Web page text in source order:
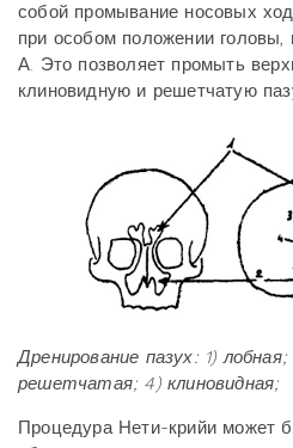
собой промывание носовых
при особом положении головы,
А. Это позволяет промыть
клиновидную и решетчатую
Дренирование пазух: 1)
решетчатая; 4) клиновидная;
Процедура Нети-крийи может